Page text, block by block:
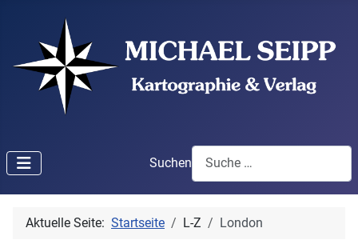
Suchen
Aktuelle Seite: Startseite L-Z London